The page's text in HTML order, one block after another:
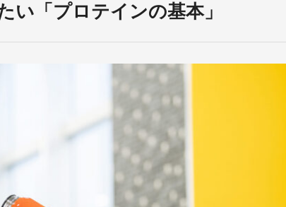
い「プロテインの基本」